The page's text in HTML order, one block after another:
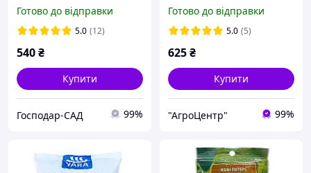
Готово до відправки
5.0 (12)
540₴
Купити
Господар-САД 99%
Бельгія
Готово до відправки
5.0 (5)
625₴
Купити
"АгроЦентр" 99%